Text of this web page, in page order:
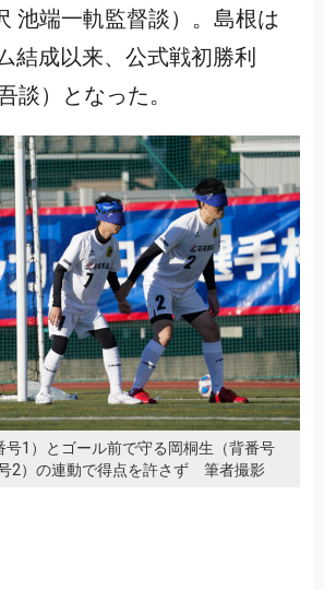
池端一軌監督談）。島根は
結成以来、公式戦初勝利
談）となった。
号1）とゴール前で守る岡桐生（背番号
2）の連動で得点を許さず 筆者撮影